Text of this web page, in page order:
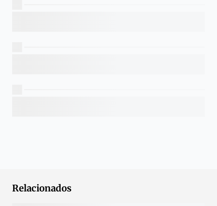
Relacionados